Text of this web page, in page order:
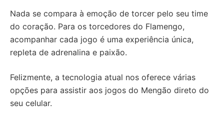
Nada se compara à emoção de torcer pelo seu time
do coração. Para os torcedores do Flamengo,
acompanhar cada jogo é uma experiência única,
repleta de adrenalina e paixão.
Felizmente, a tecnologia atual nos oferece várias
opções para assistir aos jogos do Mengão direto do
seu celular.